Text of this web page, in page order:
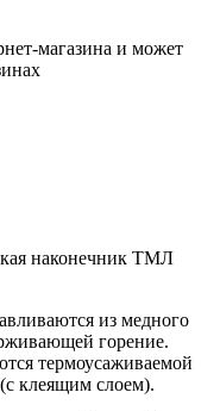
магазина и может
наконечник ТМЛ
из медного
горение.
термоусаживаемой
клеящим слоем).